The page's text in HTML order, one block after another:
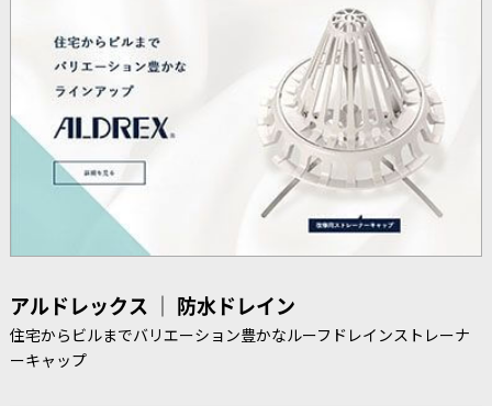
アルドレックス ｜ 防水ドレイン
住宅からビルまでバリエーション豊かなルーフドレインストレーナ
ーキャップ